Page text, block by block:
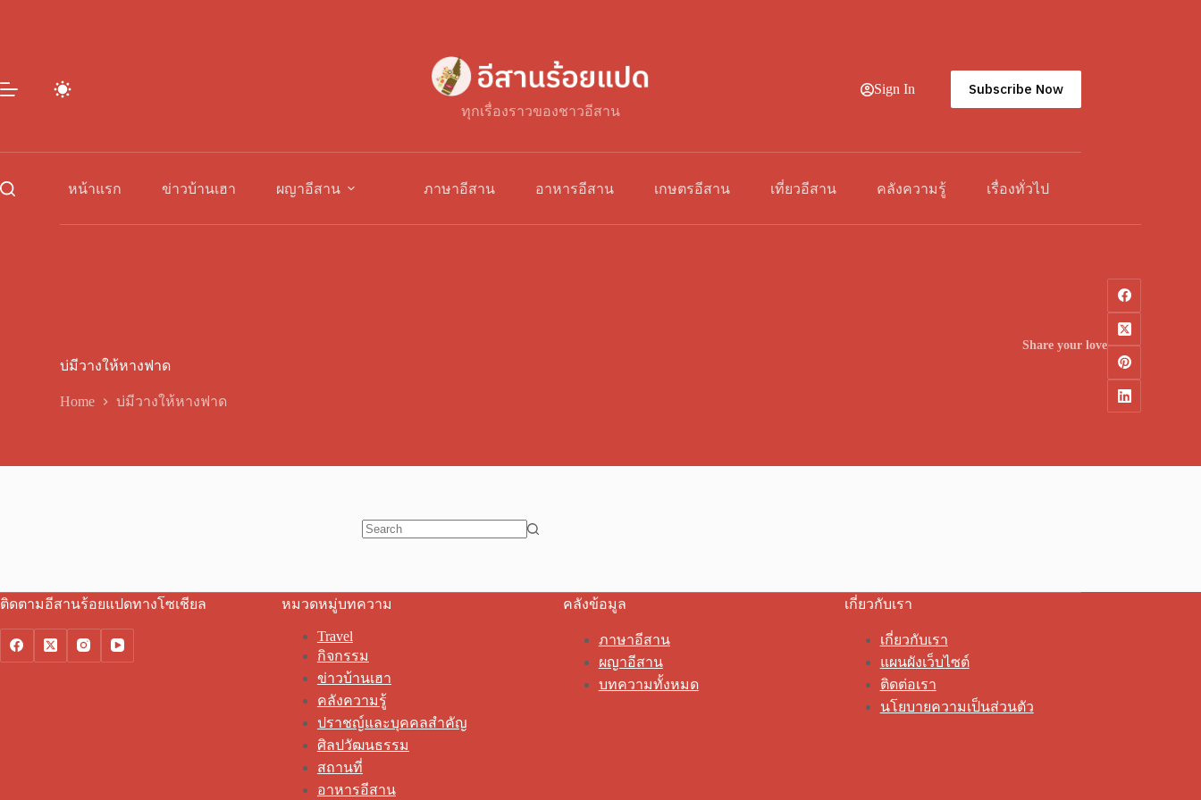
ทุกเรื่องราวของชาวอีสาน
Sign In Subscribe Now
หน้าแรก ข่าวบ้านเฮา ผญาอีสาน ภาษาอีสาน อาหารอีสาน เกษตรอีสาน เที่ยวอีสาน คลังความรู้ เรื่องทั่วไป
บ่มีวางให้หางฟาด
Home บ่มีวางให้หางฟาด
Share your love
ติดตามอีสานร้อยแปดทางโซเชียล หมวดหมู่บทความ
Travel
กิจกรรม
ข่าวบ้านเฮา
คลังความรู้
ปราชญ์และบุคคลสำคัญ
ศิลปวัฒนธรรม
สถานที่
อาหารอีสาน
คลังข้อมูล
ภาษาอีสาน
ผญาอีสาน
บทความทั้งหมด
เกี่ยวกับเรา
เกี่ยวกับเรา
แผนผังเว็บไซต์
ติดต่อเรา
นโยบายความเป็นส่วนตัว